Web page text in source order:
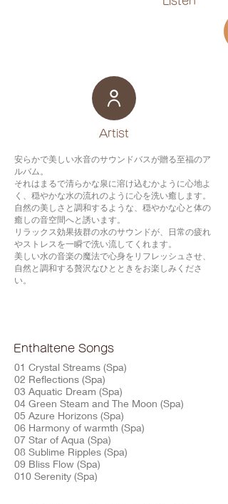
​Artist
安らかで美しい水音のサウンドバスが贈る至福のア
ルバム。
それはまるで清らかな泉に溶け込むかように心地よ
く、穏やかな水の流れのように心を洗い癒します。
自然の美しさと調和するような、穏やかな心と体の
癒しの音空間へと誘います。
リラックス効果抜群の水のサウンドが、日常の疲れ
やストレスを一瞬で洗い流してくれます。
美しい水の音楽の魔法で心身をリフレッシュさせ、
自然と調和する贅沢なひとときをお楽しみくださ
い。
Enthaltene Songs
01 Crystal Streams (Spa)
02 Reflections (Spa)
03 Aquatic Dream (Spa)
04 Green Steam and The Moon (Spa)
05 Azure Horizons (Spa)
06 Harmony of warmth (Spa)
07 Star of Aqua (Spa)
08 Sublime Ripples (Spa)
09 Bliss Flow (Spa)
010 Serenity (Spa)